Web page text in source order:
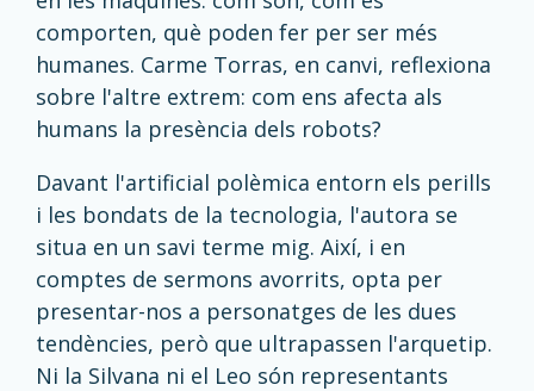
comporten, què poden fer per ser més
humanes. Carme Torras, en canvi, reflexiona
sobre l'altre extrem: com ens afecta als
humans la presència dels robots?
Davant l'artificial polèmica entorn els perills
i les bondats de la tecnologia, l'autora se
situa en un savi terme mig. Així, i en
comptes de sermons avorrits, opta per
presentar-nos a personatges de les dues
tendències, però que ultrapassen l'arquetip.
Ni la Silvana ni el Leo són representants